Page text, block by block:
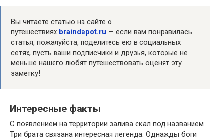
Вы читаете статью на сайте о
путешествиях braindepot.ru — если вам понравилась
статья, пожалуйста, поделитесь ею в социальных
сетях, пусть ваши подписчики и друзья, которые не
меньше нашего любят путешествовать оценят эту
заметку!
Интересные факты
С появлением на территории залива скал под названием
Три брата связана интересная легенда. Однажды боги